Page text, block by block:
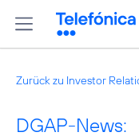
Zurück zu Investor
DGAP-News: